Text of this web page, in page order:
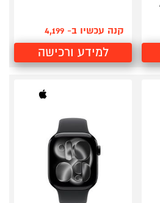
קנה עכשיו ב- 4,199
למידע ורכישה